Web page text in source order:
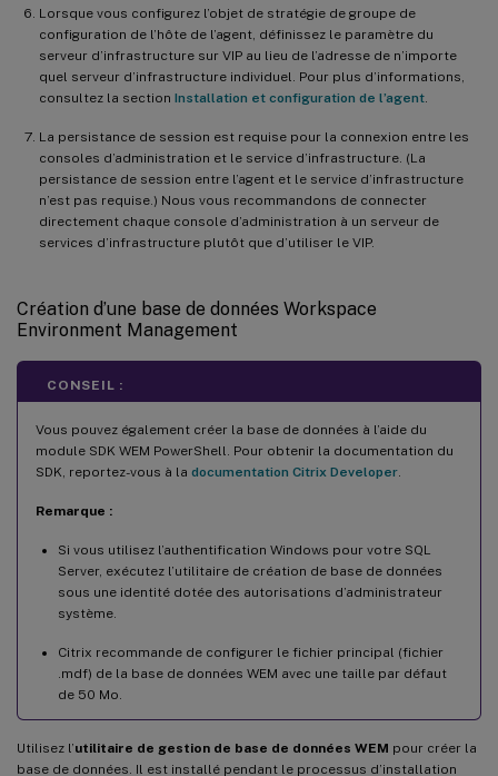
Lorsque vous configurez l’objet de stratégie de groupe de
configuration de l’hôte de l’agent, définissez le paramètre du
serveur d’infrastructure sur VIP au lieu de l’adresse de n’importe
quel serveur d’infrastructure individuel. Pour plus d’informations,
consultez la section Installation et configuration de l’agent
La persistance de session est requise pour la connexion entre les
consoles d’administration et le service d’infrastructure. (La
persistance de session entre l’agent et le service d’infrastructure
n’est pas requise.) Nous vous recommandons de connecter
directement chaque console d’administration à un serveur de
services d’infrastructure plutôt que d’utiliser le VIP.
Création d’une base de données Workspace
Environment Management
CONSEIL :
Vous pouvez également créer la base de données à l’aide du
module SDK WEM PowerShell. Pour obtenir la documentation du
SDK, reportez-vous à la documentation Citrix Developer
Remarque :
Si vous utilisez l’authentification Windows pour votre SQL
Server, exécutez l’utilitaire de création de base de données
sous une identité dotée des autorisations d’administrateur
système.
Citrix recommande de configurer le fichier principal (fichier
.mdf) de la base de données WEM avec une taille par défaut
de 50 Mo.
Utilisez l’utilitaire de gestion de base de données WEM pour créer la
base de données. Il est installé pendant le processus d’installation